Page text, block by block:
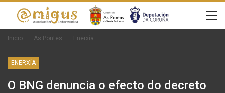
Inicio As Pontes Enerxía
ENERXÍA
O BNG denuncia o efecto do decreto